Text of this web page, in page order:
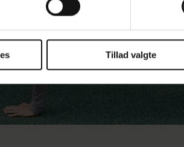
fra tredjeparter til at at optimere
behandling af dine personoplysninger i
Tillad valgte